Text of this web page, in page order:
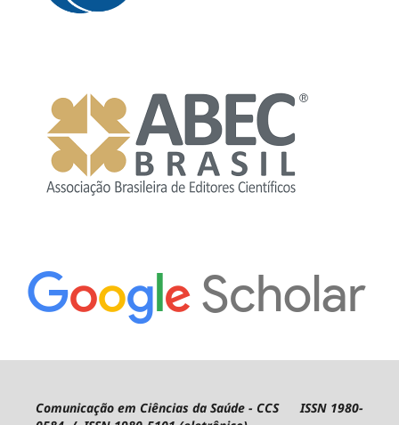
Comunicação em Ciências da Saúde - CCS ISSN 1980-